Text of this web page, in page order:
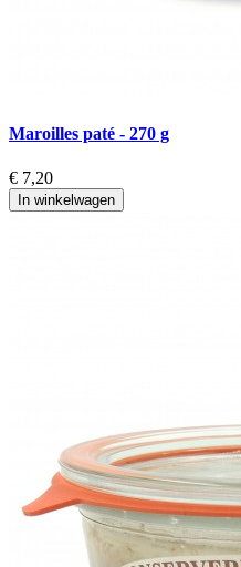
Maroilles paté - 270 g
€ 7,20
In winkelwagen